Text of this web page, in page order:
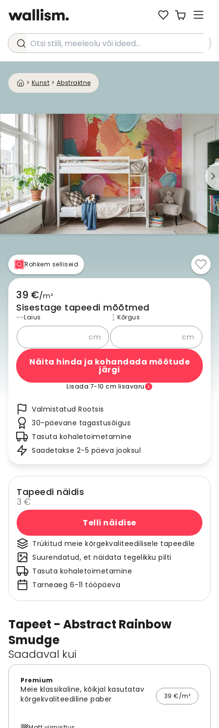
Otsi stiili, meeleolu või ideed...
> Kunst > Abstraktne
Tapeet - Abstract Rainbow
Smudge
Saadaval kui
Premium
Meie klassikaline, kõikjal kasutatav
kõrgekvaliteediline paber
39 €/m²
Rohkem selliseid
39 €/m²
Sisestage tapeedi mõõtmed
Laius
cm
Kõrgus
cm
Näita hinda ja kohandada mõõtude
järgi
Lisada 7-10 cm lisavaru
Valmistatud Rootsis
30-päevane tagastusõigus
Tasuta kohaletoimetamine
Saadetakse 2-5 päeva jooksul
Tapeedi näidis
3 €
Telli näidise
Trükitud meie kõrgekvaliteedilisele tapeedile
Suurendatud, et näidata tegelikku pilti
Tasuta kohaletoimetamine
Tarneaeg 6-11 tööpäeva